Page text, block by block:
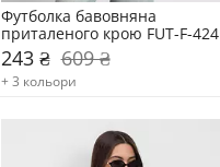
Футболка бавовняна
приталеного крою FUT-F-424
243 ₴ 609 ₴
+ 3 кольори